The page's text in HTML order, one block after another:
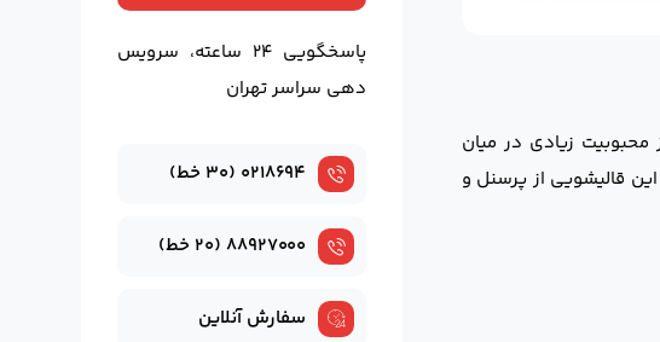
زیادی در میان
قالیشویی از پرسنل و
پاسخگویی ۲۴ ساعته، سرویس
دهی سراسر تهران
۰۲۱۸۶۹۴ (۳۰ خط)
۸۸۹۲۷۰۰۰ (۲۰ خط)
سفارش آنلاین